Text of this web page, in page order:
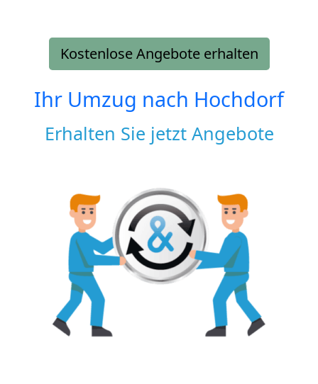
Kostenlose Angebote erhalten
Ihr Umzug nach Hochdorf
Erhalten Sie jetzt Angebote